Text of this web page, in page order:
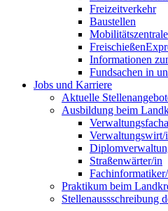
Freizeitverkehr
Baustellen
Mobilitätszentrale
Informationen
Fundsachen in
Jobs und Karriere
Aktuelle
Ausbildung beim
Verwaltungswirt/
Straßenwärter/in
Praktikum beim
Stellenaussschreibung